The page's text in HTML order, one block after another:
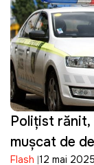
Polițist rănit,
mușcat de
Flash 12 mai